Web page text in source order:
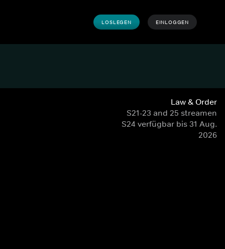
LOSLEGEN EINLOGGEN
Law & Order
S21-23 and 25 streamen
S24 verfügbar bis 31 Aug.
2026